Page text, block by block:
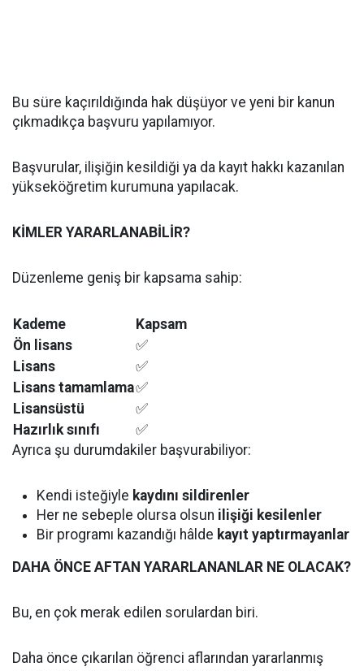
Bu süre kaçırıldığında hak düşüyor ve yeni bir kanun
çıkmadıkça başvuru yapılamıyor.
Başvurular, ilişiğin kesildiği ya da kayıt hakkı kazanılan
yükseköğretim kurumuna yapılacak.
KİMLER YARARLANABİLİR?
Düzenleme geniş bir kapsama sahip:
Kademe
Kapsam
Ön lisans
✅
Lisans
✅
Lisans tamamlama✅
Lisansüstü
✅
Hazırlık sınıfı
✅
Ayrıca şu durumdakiler başvurabiliyor:
Kendi isteğiyle kaydını sildirenler
Her ne sebeple olursa olsun ilişiği kesilenler
Bir programı kazandığı hâlde kayıt yaptırmayanlar
DAHA ÖNCE AFTAN YARARLANANLAR NE OLACAK?
Bu, en çok merak edilen sorulardan biri.
Daha önce çıkarılan öğrenci aflarından yararlanmış